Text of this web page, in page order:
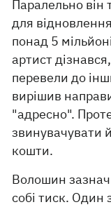
Паралельно він
для
понад 5
артист
перевели до
вирішив
"адресно".
звинувачувати
кошти.
Волошин
собі тиск. Один